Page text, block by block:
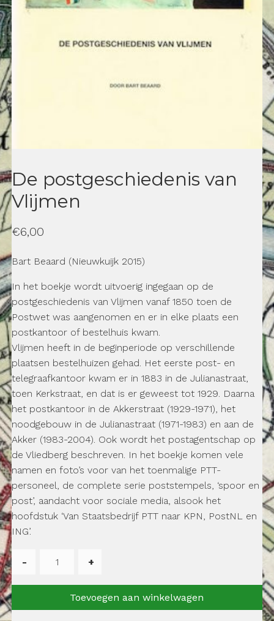
De postgeschiedenis van
Vlijmen
€6,00
Bart Beaard (Nieuwkuijk 2015)
In het boekje wordt uitvoerig ingegaan op de
postgeschiedenis van Vlijmen vanaf 1850 toen de
Postwet was aangenomen en er in elke plaats een
postkantoor of bestelhuis kwam.
Vlijmen heeft in de beginperiode op verschillende
plaatsen bestelhuizen gehad. Het eerste post- en
telegraafkantoor kwam er in 1883 in de Julianastraat,
toen Kerkstraat, en dat is er geweest tot 1929. Daarna
het postkantoor in de Akkerstraat (1929-1971), het
noodgebouw in de Julianastraat (1971-1983) en aan de
Akker (1983-2004). Ook wordt het postagentschap op
de Vliedberg beschreven. In het boekje komen vele
namen en foto’s voor van het toenmalige PTT-
personeel, de complete serie poststempels, ‘spoor en
post’, aandacht voor sociale media, alsook het
hoofdstuk ‘Van Staatsbedrijf PTT naar KPN, PostNL en
ING’.
van
Toevoegen aan winkelwagen